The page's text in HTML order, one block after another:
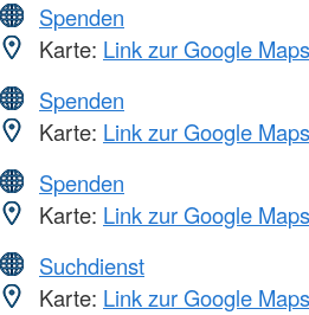
Spenden
Karte: Link zur Google
Spenden
Karte: Link zur Google
Spenden
Karte: Link zur Google
Suchdienst
Karte: Link zur Google